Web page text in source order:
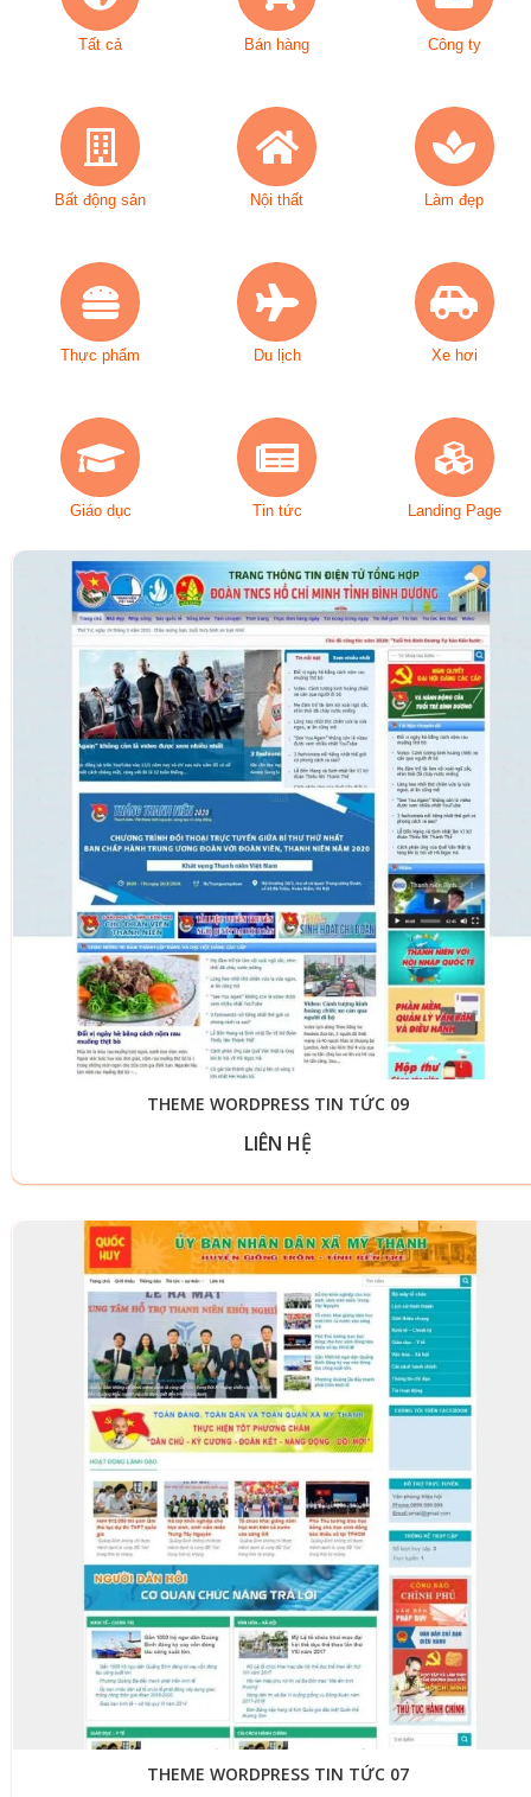
Tất cả Bán hàng Công ty
Bất động sản Nội thất Làm đẹp
Thực phẩm Du lịch Xe hơi
Giáo dục Tin tức Landing Page
THEME WORDPRESS TIN TỨC 09
LIÊN HỆ
THEME WORDPRESS TIN TỨC 07